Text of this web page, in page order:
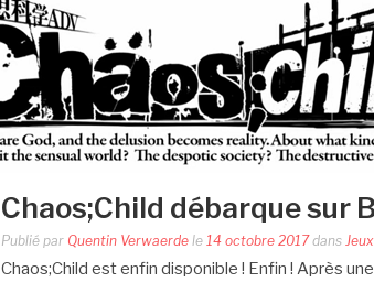
Chaos;Child débarque sur
Publié par Quentin Verwaerde le 14 octobre 2017dans
Chaos;Child est enfin disponible ! Enfin ! Après